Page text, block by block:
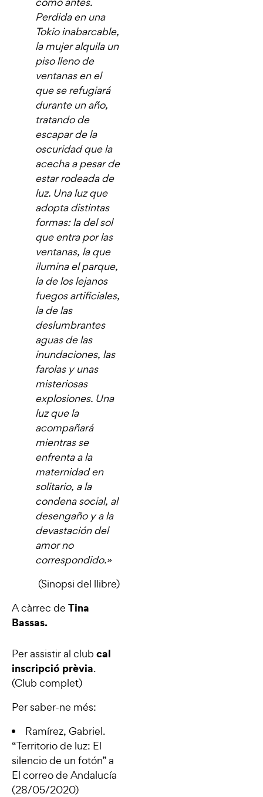
Perdida en una
Tokio inabarcable,
la mujer alquila un
piso lleno de
ventanas en el
que se refugiará
durante un año,
tratando de
escapar de la
oscuridad que la
acecha a pesar de
estar rodeada de
luz. Una luz que
adopta distintas
formas: la del sol
que entra por las
ventanas, la que
ilumina el parque,
la de los lejanos
fuegos artificiales,
la de las
deslumbrantes
aguas de las
inundaciones, las
farolas y unas
misteriosas
explosiones. Una
luz que la
acompañará
mientras se
enfrenta a la
maternidad en
solitario, a la
condena social, al
desengaño y a la
devastación del
amor no
correspondido.»
(Sinopsi del llibre)
A càrrec de Tina
Bassas.
Per assistir al club cal
inscripció prèvia.
(Club complet)
Per saber-ne més:
Ramírez, Gabriel.
“Territorio de luz: El
silencio de un fotón” a
El correo de Andalucía
(28/05/2020)